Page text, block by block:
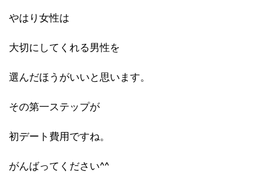
やはり女性は
大切にしてくれる男性を
選んだほうがいいと思います。
その第一ステップが
初デート費用ですね。
がんばってください^^